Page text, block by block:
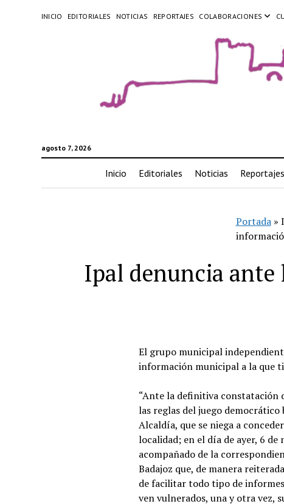
INICIO EDITORIALES NOTICIAS REPORTAJES COLABORACIONES
agosto 7, 2026
Inicio Editoriales Noticias Reportajes
Portada»
Ipal denuncia ante
El grupo municipal
información municipal a la que
“Ante la definitiva constatación
las reglas del juego
Alcaldía, que se niega a
localidad; en el día de ayer, 6
acompañado de la
Badajoz que, de manera
de facilitar todo tipo de
ven vulnerados, una y otra vez,